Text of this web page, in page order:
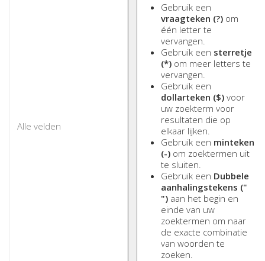
Gebruik een
vraagteken (?) om
één letter te
vervangen.
Gebruik een sterretje
(*) om meer letters te
vervangen.
Gebruik een
dollarteken ($) voor
uw zoekterm voor
resultaten die op
elkaar lijken.
Gebruik een minteken
(-) om zoektermen uit
te sluiten.
Gebruik een Dubbele
aanhalingstekens ("
") aan het begin en
einde van uw
zoektermen om naar
de exacte combinatie
van woorden te
zoeken.